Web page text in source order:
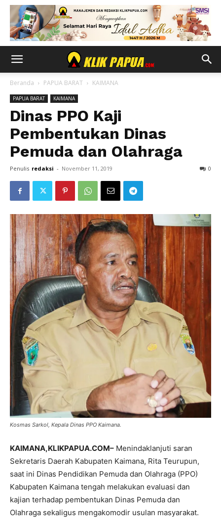
Beranda PAPUA BARAT KAIMANA
PAPUA BARAT KAIMANA
Dinas PPO Kaji
Pembentukan Dinas
Pemuda dan Olahraga
Penulis redaksi - November 11, 2019 0
Kosmas Sarkol, Kepala Dinas PPO Kaimana.
KAIMANA,KLIKPAPUA.COM– Menindaklanjuti saran
Sekretaris Daerah Kabupaten Kaimana, Rita Teurupun,
saat ini Dinas Pendidikan Pemuda dan Olahraga (PPO)
Kabupaten Kaimana tengah melakukan evaluasi dan
kajian terhadap pembentukan Dinas Pemuda dan
Olahraga sekaligus mengakomodir usulan masyarakat.